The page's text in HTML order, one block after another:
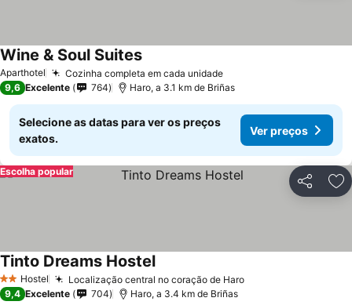
Aparthotel Cozinha completa em cada unidade
Wine & Soul Suites
9,6 Excelente 764 Haro, a 3.1 km de Briñas
Selecione as datas para ver os preços
exatos.
Ver preços
Partilhar
Escolha popular
2 Estrelas
Hostel Localização central no coração de Haro
Tinto Dreams Hostel
9,4 Excelente 704 Haro, a 3.4 km de Briñas